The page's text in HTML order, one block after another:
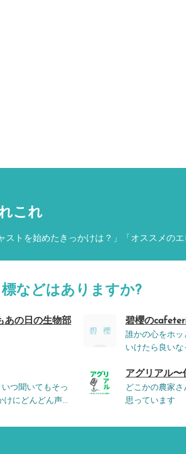
これ
トを始めたきっかけは？」「オススメのエ
などはありますか?
あの日の生物部 碧櫻の
誰かの心をホ
いけたら良いな
つ聞いてもそっ
にどんどん声...
アグリアル〜
どこかの農家
思っています